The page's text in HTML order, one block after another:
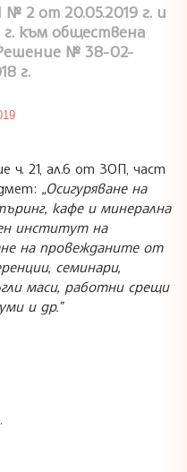
2 от 20.05.2019 г. и
г. към обществена
№ 38-02-
г.
ч. 21, ал.6 от ЗОП, част
„Осигуряване на
кафе и минерална
институт на
на провежданите от
семинари,
маси, работни срещи
и др.”